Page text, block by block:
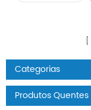
Categorias
Produtos Quentes